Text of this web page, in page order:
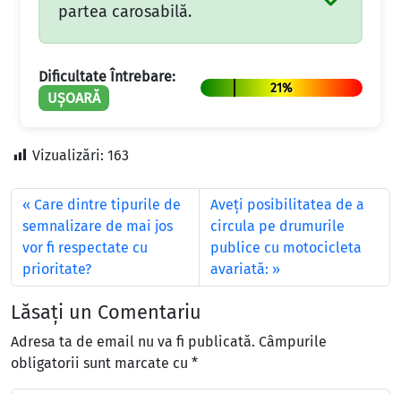
partea carosabilă.
Dificultate Întrebare:
UȘOARĂ
21%
Vizualizări: 163
Care dintre tipurile de
semnalizare de mai jos
vor fi respectate cu
prioritate?
Aveţi posibilitatea de a
circula pe drumurile
publice cu motocicleta
avariată:
Lăsați un Comentariu
Adresa ta de email nu va fi publicată. Câmpurile
obligatorii sunt marcate cu *